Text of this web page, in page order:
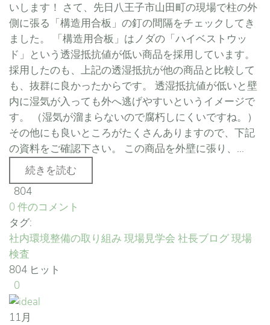
いします！ さて、先日八王子市山田町の現場で柱の外
側に張る「構造用合板」の釘の間隔をチェックしてき
ました。 「構造用合板」はノダの「ハイベストウッ
ド」という透湿抵抗値が低い商品を採用しています。
採用したのも、上記の透湿抵抗が他の商品と比較して
も、抜群に良かったからです。 透湿抵抗値が低いと壁
内に湿気が入っても外へ逃げやすいというイメージで
す。 （湿気が溜まらないので腐朽しにくいですね。）
その他にも良いところがたくさんありますので、下記
の資料をご確認下さい。 この商品を外壁に張り、...
続きを読む
804
0 件のコメント
タグ:
社内環境整備の取り組み 現場見学会 社長ブログ現場
検査
804 ヒット
0
11月